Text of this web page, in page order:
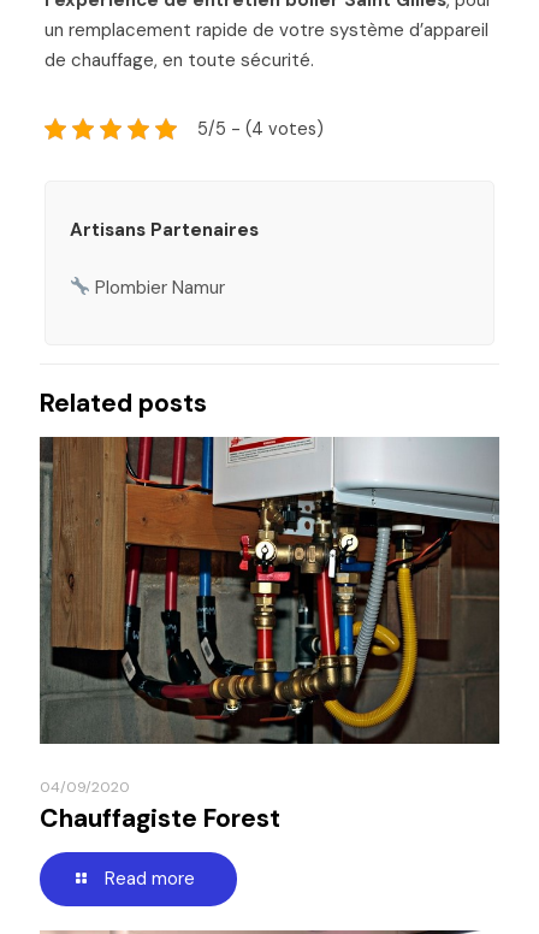
un remplacement rapide de votre système d’appareil
de chauffage, en toute sécurité.
5/5 - (4 votes)
Artisans Partenaires
Plombier Namur
Related posts
04/09/2020
Chauffagiste Forest
Read more